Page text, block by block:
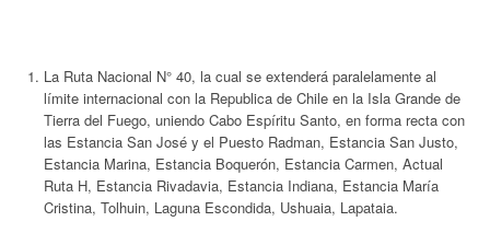
La Ruta Nacional N° 40, la cual se extenderá paralelamente al
límite internacional con la Republica de Chile en la Isla Grande de
Tierra del Fuego, uniendo Cabo Espíritu Santo, en forma recta con
las Estancia San José y el Puesto Radman, Estancia San Justo,
Estancia Marina, Estancia Boquerón, Estancia Carmen, Actual
Ruta H, Estancia Rivadavia, Estancia Indiana, Estancia María
Cristina, Tolhuin, Laguna Escondida, Ushuaia, Lapataia.